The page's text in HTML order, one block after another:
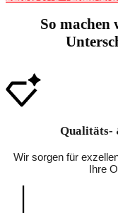
So
Qualitäts-
Wir sorgen für
Ihre